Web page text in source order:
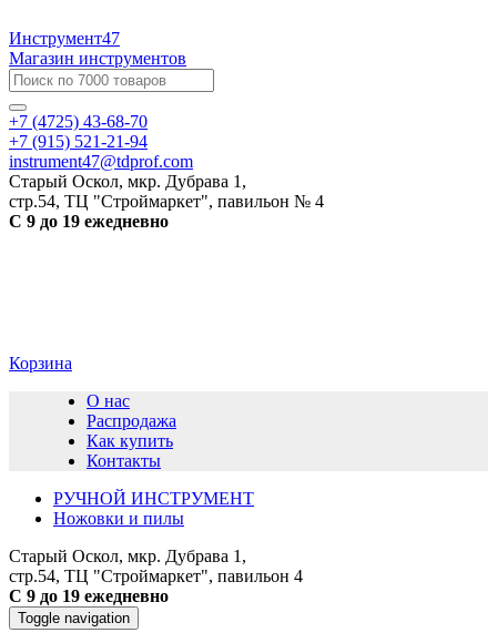
Инструмент47
Магазин инструментов
+7 (4725) 43-68-70
+7 (915) 521-21-94
instrument47@tdprof.com
Старый Оскол, мкр. Дубрава 1,
стр.54, ТЦ "Строймаркет", павильон № 4
С 9 до 19 ежедневно
Корзина
О нас
Распродажа
Как купить
Контакты
РУЧНОЙ ИНСТРУМЕНТ
Ножовки и пилы
Старый Оскол, мкр. Дубрава 1,
стр.54, ТЦ "Строймаркет", павильон 4
С 9 до 19 ежедневно
Toggle navigation